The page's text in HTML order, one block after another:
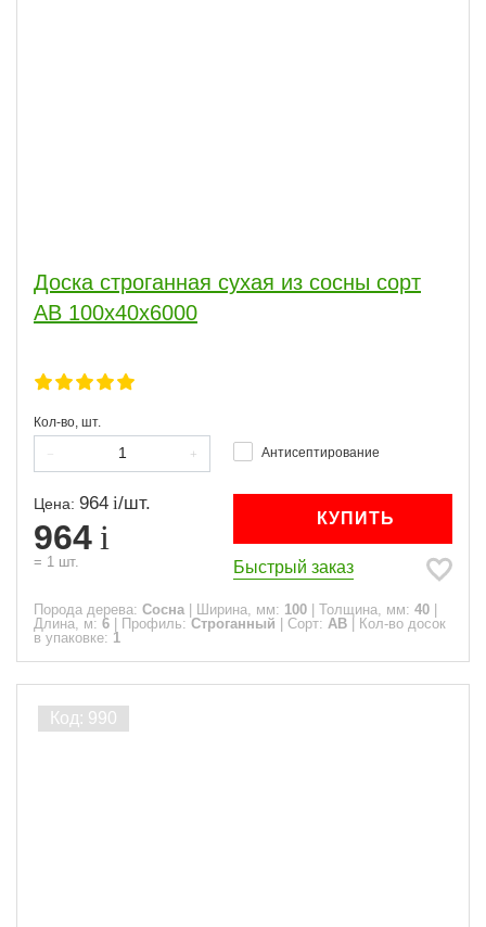
Доска строганная сухая из сосны сорт
АВ 100x40x6000
Кол-во, шт.
Антисептирование
Цена: 964 /шт.
964
= 1 шт.
КУПИТЬ
Быстрый заказ
Порода дерева: Сосна Ширина, мм: 100 Толщина, мм: 40
Длина, м: 6 Профиль: Строганный Сорт: АВ
Кол-во досок
в упаковке: 1